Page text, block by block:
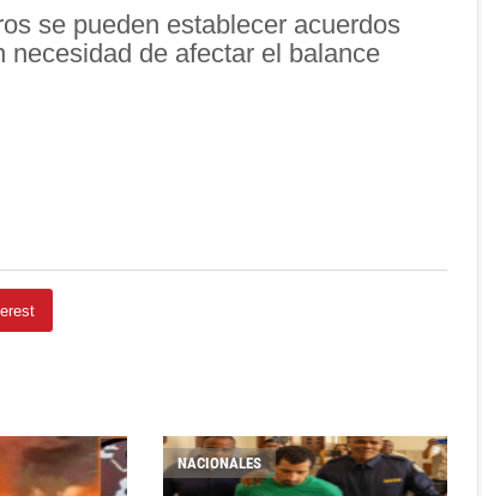
se pueden establecer acuerdos
de afectar el balance
NACIONALES